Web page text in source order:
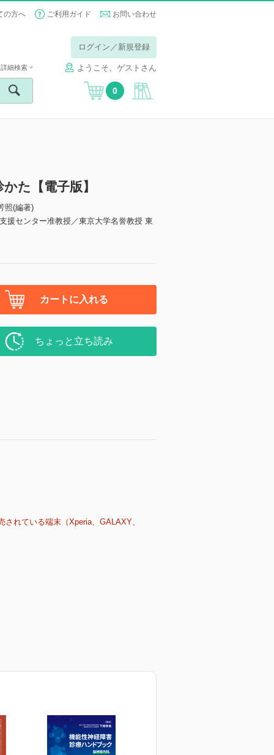
の方へ ご利用ガイド お問い合わせ
ログイン／新規登録
ようこそ、ゲストさん
詳細検索
0
た【電子版】
照(編著)
援センター准教授／東京大学名誉教授 東
カートに入れる
ちょっと立ち読み
れている端末（Xperia、GALAXY、